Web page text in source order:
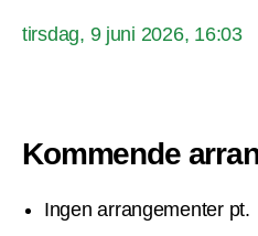
tirsdag, 9 juni 2026, 16:03
Kommende
Ingen arrangementer pt.